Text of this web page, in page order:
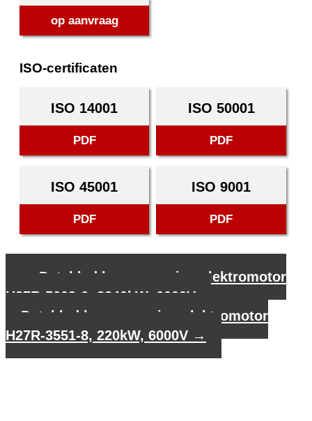
op aanvraag
ISO-certificaten
ISO 14001
PDF
ISO 50001
PDF
ISO 45001
PDF
ISO 9001
PDF
Datablad hoogspanning elektromotor
H27R-5603-6, 2240kW, 6000V
Datablad hoogspanning elektromotor
H27R-3551-8, 220kW, 6000V →